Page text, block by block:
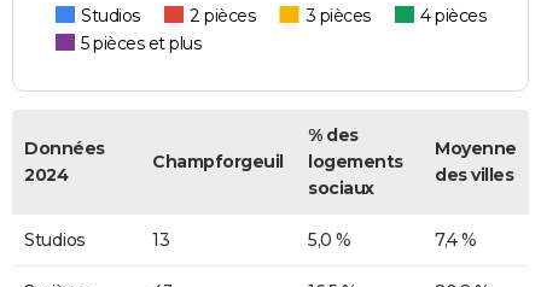
Studios 2 pièces 3 pièces
4 pièces
5 pièces et plus
Données
2024
Champforgeuil
% des
logements
sociaux
Moyenne
des villes
Studios 13 5,0 % 7,4 %